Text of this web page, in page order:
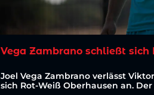
Vega Zambrano schließt sich
Joel Vega Zambrano verlässt
sich Rot-Weiß Oberhausen an.